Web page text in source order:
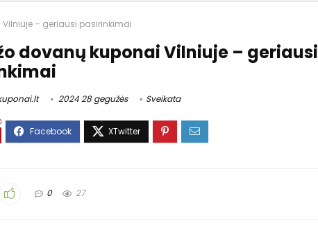
– geriausi pasirinkimai
dovanų kuponai Vilniuje – geriausi
2024 28 gegužės Sveikata
0 27